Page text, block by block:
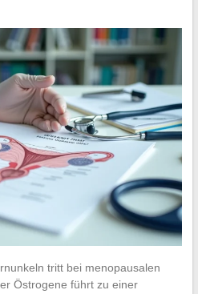
tritt bei menopausalen
Östrogene führt zu einer